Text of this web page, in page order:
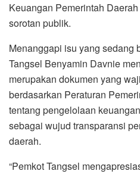
Keuangan Pemerintah
sorotan publik.
Menanggapi isu yang sedang
Tangsel Benyamin Davnie
merupakan dokumen yang
berdasarkan Peraturan
tentang pengelolaan
sebagai wujud transparansi
daerah.
“Pemkot Tangsel